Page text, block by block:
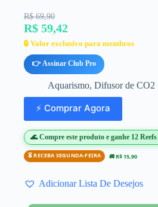
R$ 69,90
R$ 59,42
🔒 Valor exclusivo para membros
👉 Assinar Club Pro
Aquarismo, Difusor de CO2
⚡ Comprar Agora
🌊 Compre este produto e ganhe 12 Reefs
⏳ RECEBA SEGUNDA-FEIRA 🚚 R$ 15,90
Adicionar Lista De Desejos